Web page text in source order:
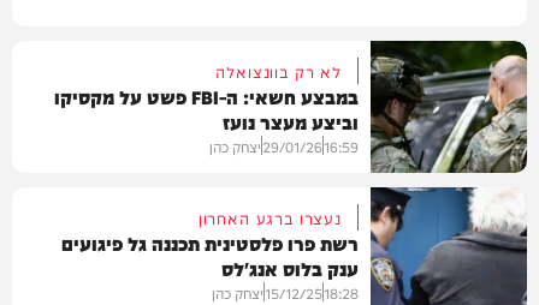
בעולם
לא רק בוונצואלה
במבצע חשאי: ה-FBI פשט על מקסיקו
וביצע מעצר נועז
16:59
29/01/26יצחק כהן
נעצרו ברגע האחרון
רשת פרו פלסטינית תכננה גל פיגועים
ענק בלוס אנג'לס
18:28
15/12/25יצחק כהן